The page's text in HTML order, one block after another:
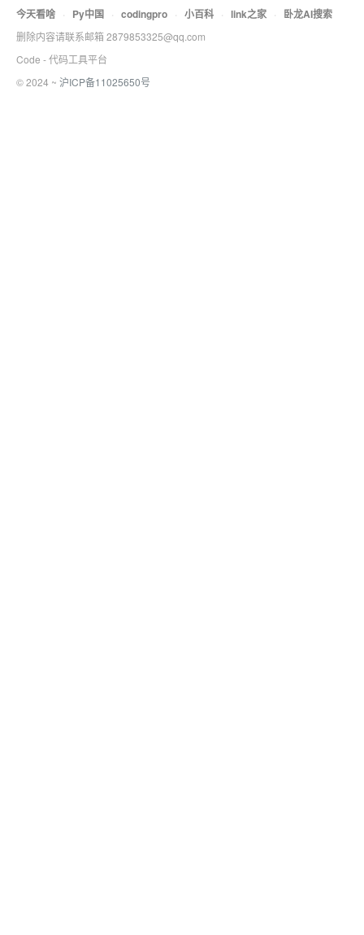
今天看啥 · Py中国 · codingpro · 小百科 · link之家 · 卧龙AI搜索
删除内容请联系邮箱 2879853325@qq.com
Code - 代码工具平台
© 2024 ~ 沪ICP备11025650号